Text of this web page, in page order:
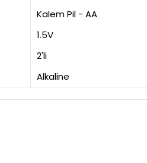
Kalem Pil - AA
1.5V
2'li
Alkaline